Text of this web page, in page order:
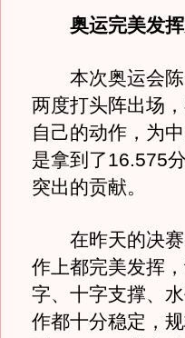
奥运完美发挥
本次奥运会陈
两度打头阵出场
自己的动作，为
是拿到了16.575
突出的贡献。
在昨天的决赛
作上都完美发挥
字、十字支撑、
作都十分稳定，